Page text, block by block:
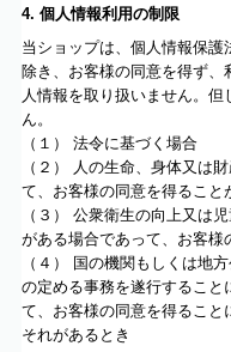
4. 個人情報利用の制限
当ショップは、個人情報保
除き、お客様の同意を得ず
人情報を取り扱いません。
ん。
（１） 法令に基づく場合
（２） 人の生命、身体又は
て、お客様の同意を得ること
（３） 公衆衛生の向上又は
がある場合であって、お客様
（４） 国の機関もしくは地
の定める事務を遂行すること
て、お客様の同意を得ること
それがあるとき